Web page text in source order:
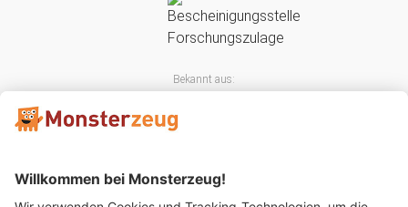
Bekannt aus: